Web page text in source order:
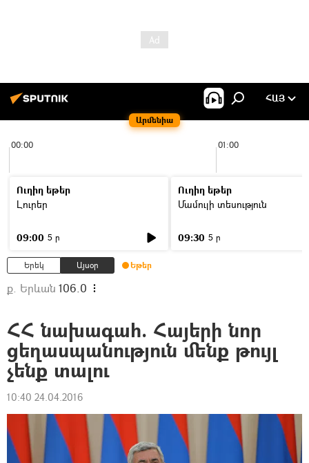
Արմենիա
ՀԱՅ
00:00 01:00
Ուղիղ եթեր
Լուրեր
09:00 5 ր
Ուղիղ եթեր
Մամուլի տեսություն
09:30 5 ր
Երեկ Այսօր Եթեր
ք. Երևան 106.0
ՀՀ նախագահ. Հայերի նոր
ցեղասպանություն մենք թույլ
չենք տալու
10:40 24.04.2016